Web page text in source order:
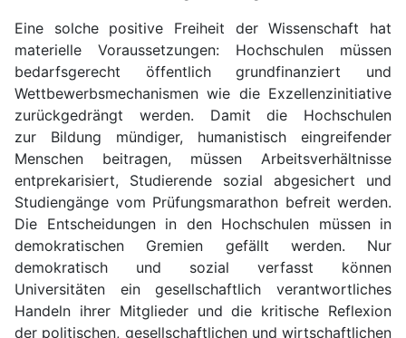
Eine solche positive Freiheit der Wissenschaft hat
materielle Voraussetzungen: Hochschulen müssen
bedarfsgerecht öffentlich grundfinanziert und
Wettbewerbsmechanismen wie die Exzellenzinitiative
zurückgedrängt werden. Damit die Hochschulen
zur Bildung mündiger, humanistisch eingreifender
Menschen beitragen, müssen Arbeitsverhältnisse
entprekarisiert, Studierende sozial abgesichert und
Studiengänge vom Prüfungsmarathon befreit werden.
Die Entscheidungen in den Hochschulen müssen in
demokratischen Gremien gefällt werden. Nur
demokratisch und sozial verfasst können
Universitäten ein gesellschaftlich verantwortliches
Handeln ihrer Mitglieder und die kritische Reflexion
der politischen, gesellschaftlichen und wirtschaftlichen